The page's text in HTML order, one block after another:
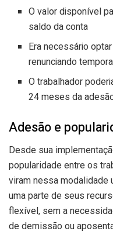
O valor disponível
saldo da conta
Era necessário
renunciando
O trabalhador
24 meses da
Adesão e
Desde sua
popularidade entre os
viram nessa modalidade
uma parte de seus
flexível, sem a
de demissão ou